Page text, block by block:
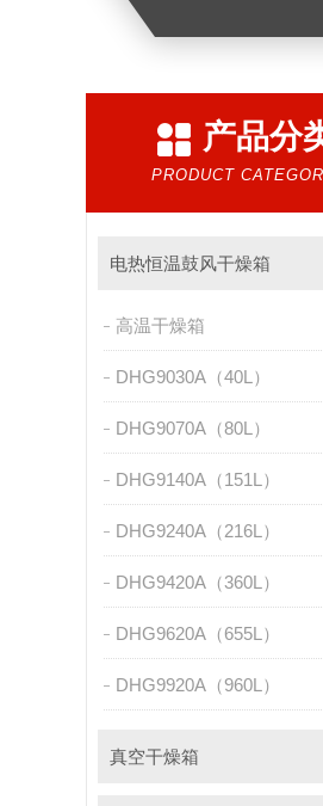
产品分
PRODUCT
电热恒温鼓风干燥箱
高温干燥箱
DHG9030A（40L）
DHG9070A（80L）
DHG9140A（151L）
DHG9240A（216L）
DHG9420A（360L）
DHG9620A（655L）
DHG9920A（960L）
真空干燥箱